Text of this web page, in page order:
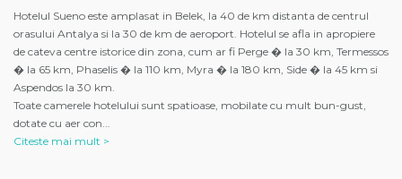
Hotelul Sueno este amplasat in Belek, la 40 de km distanta de centrul
orasului Antalya si la 30 de km de aeroport. Hotelul se afla in apropiere
de cateva centre istorice din zona, cum ar fi Perge � la 30 km, Termessos
� la 65 km, Phaselis � la 110 km, Myra � la 180 km, Side � la 45 km si
Aspendos la 30 km.
Toate camerele hotelului sunt spatioase, mobilate cu mult bun-gust,
dotate cu aer con
Citeste mai mult >